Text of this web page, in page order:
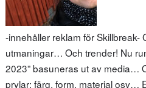
-innehåller reklam för Skillbreak-
utmaningar… Och trender! Nu
2023” basuneras ut av media…
prylar: färg, form, material osv…